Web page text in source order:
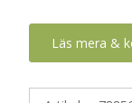
Läs mera &